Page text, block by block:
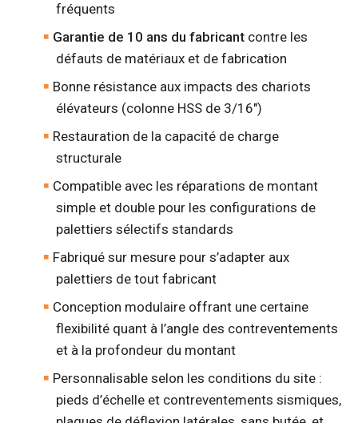
fréquents
Garantie de 10 ans du fabricant contre les
défauts de matériaux et de fabrication
Bonne résistance aux impacts des chariots
élévateurs (colonne HSS de 3/16")
Restauration de la capacité de charge
structurale
Compatible avec les réparations de montant
simple et double pour les configurations de
palettiers sélectifs standards
Fabriqué sur mesure pour s’adapter aux
palettiers de tout fabricant
Conception modulaire offrant une certaine
flexibilité quant à l’angle des contreventements
et à la profondeur du montant
Personnalisable selon les conditions du site :
pieds d’échelle et contreventements sismiques,